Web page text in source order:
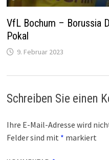
VfL Bochum – Borussia
Pokal
9. Februar 2023
Schreiben Sie einen
Ihre E-Mail-Adresse wird
Felder sind mit * markiert